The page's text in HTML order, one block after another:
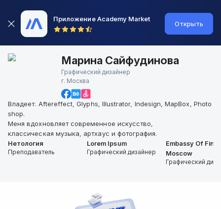
Приложение Academy Market
Открыть
Марина Сайфудинова
Графический дизайнер
г. Москва
Владеет: Aftereffect, Glyphs, Illustrator, Indesign, MapBox, Photo
shop.
Меня вдохновляет современное искусство,
классическая музыка, артхаус и фотография.
Нетология
Преподаватель
Lorem Ipsum
Графический дизайнер
Embassy Of
Moscow
Графический